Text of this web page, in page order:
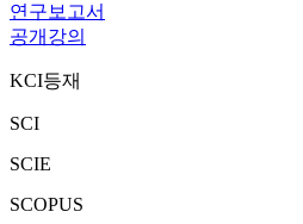
연구보고서
공개강의
KCI등재
SCI
SCIE
SCOPUS